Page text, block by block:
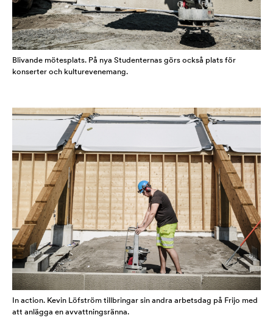
Blivande mötesplats. På nya Studenternas görs också plats för
konserter och kulturevenemang.
In action. Kevin Löfström tillbringar sin andra arbetsdag på Frijo med
att anlägga en avvattningsränna.